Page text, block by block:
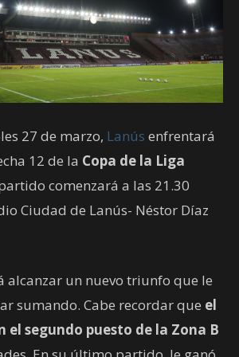
27 de marzo, Lanús enfrentará
12 de la Copa de la Liga
comenzará a las 21.30
Ciudad de Lanús- Néstor Díaz
alcanzar un nuevo triunfo que le
sumando. Cabe recordar que el
el segundo puesto de la Zona B